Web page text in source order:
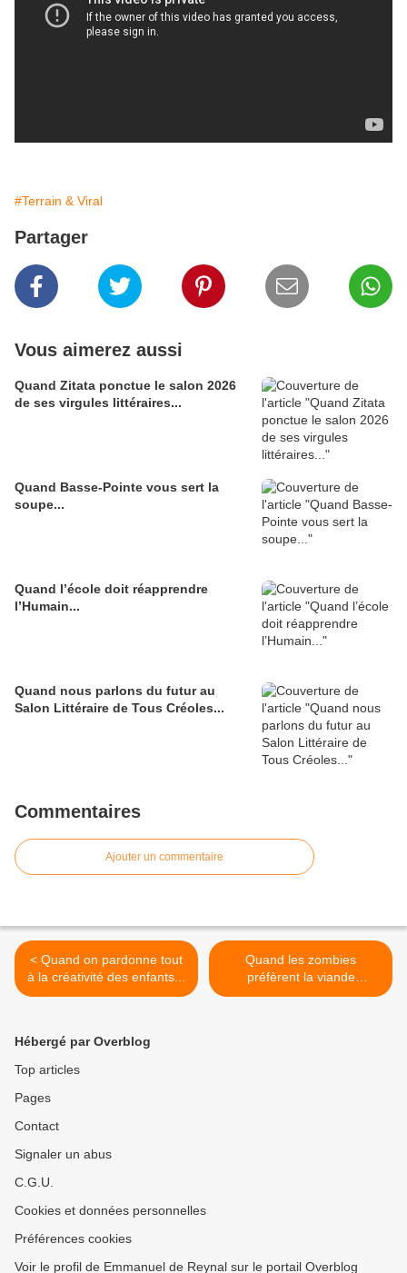
#Terrain & Viral
Partager
Vous aimerez aussi
Quand Zitata ponctue le salon 2026
de ses virgules littéraires...
Quand Basse-Pointe vous sert la
soupe...
Quand l’école doit réapprendre
l’Humain...
Quand nous parlons du futur au
Salon Littéraire de Tous Créoles...
Commentaires
Ajouter un commentaire
< Quand on pardonne tout
à la créativité des enfants...
Quand les zombies
préfèrent la viande
fraîche... >
Hébergé par Overblog
Top articles
Pages
Contact
Signaler un abus
C.G.U.
Cookies et données personnelles
Préférences cookies
Voir le profil de Emmanuel de Reynal sur le portail Overblog